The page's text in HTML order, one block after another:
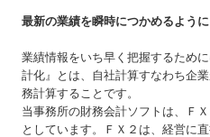
最新の業績を瞬時につかめるよう
業績情報をいち早く把握するため
計化』とは、自社計算すなわち企
務計算することです。
当事務所の財務会計ソフトは、Ｆ
としています。ＦＸ２は、経営に